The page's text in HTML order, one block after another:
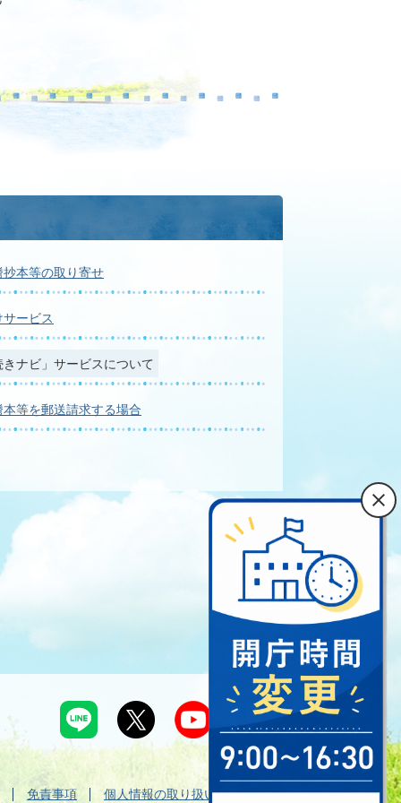
本等の取り寄せ
ービス
ナビ」サービスについて
等を郵送請求する場合
免責事項 個人情報の取り扱い